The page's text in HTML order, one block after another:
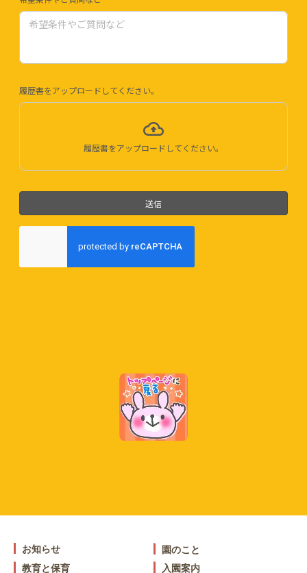
お知らせ
園のこと
教育と保育
入園案内